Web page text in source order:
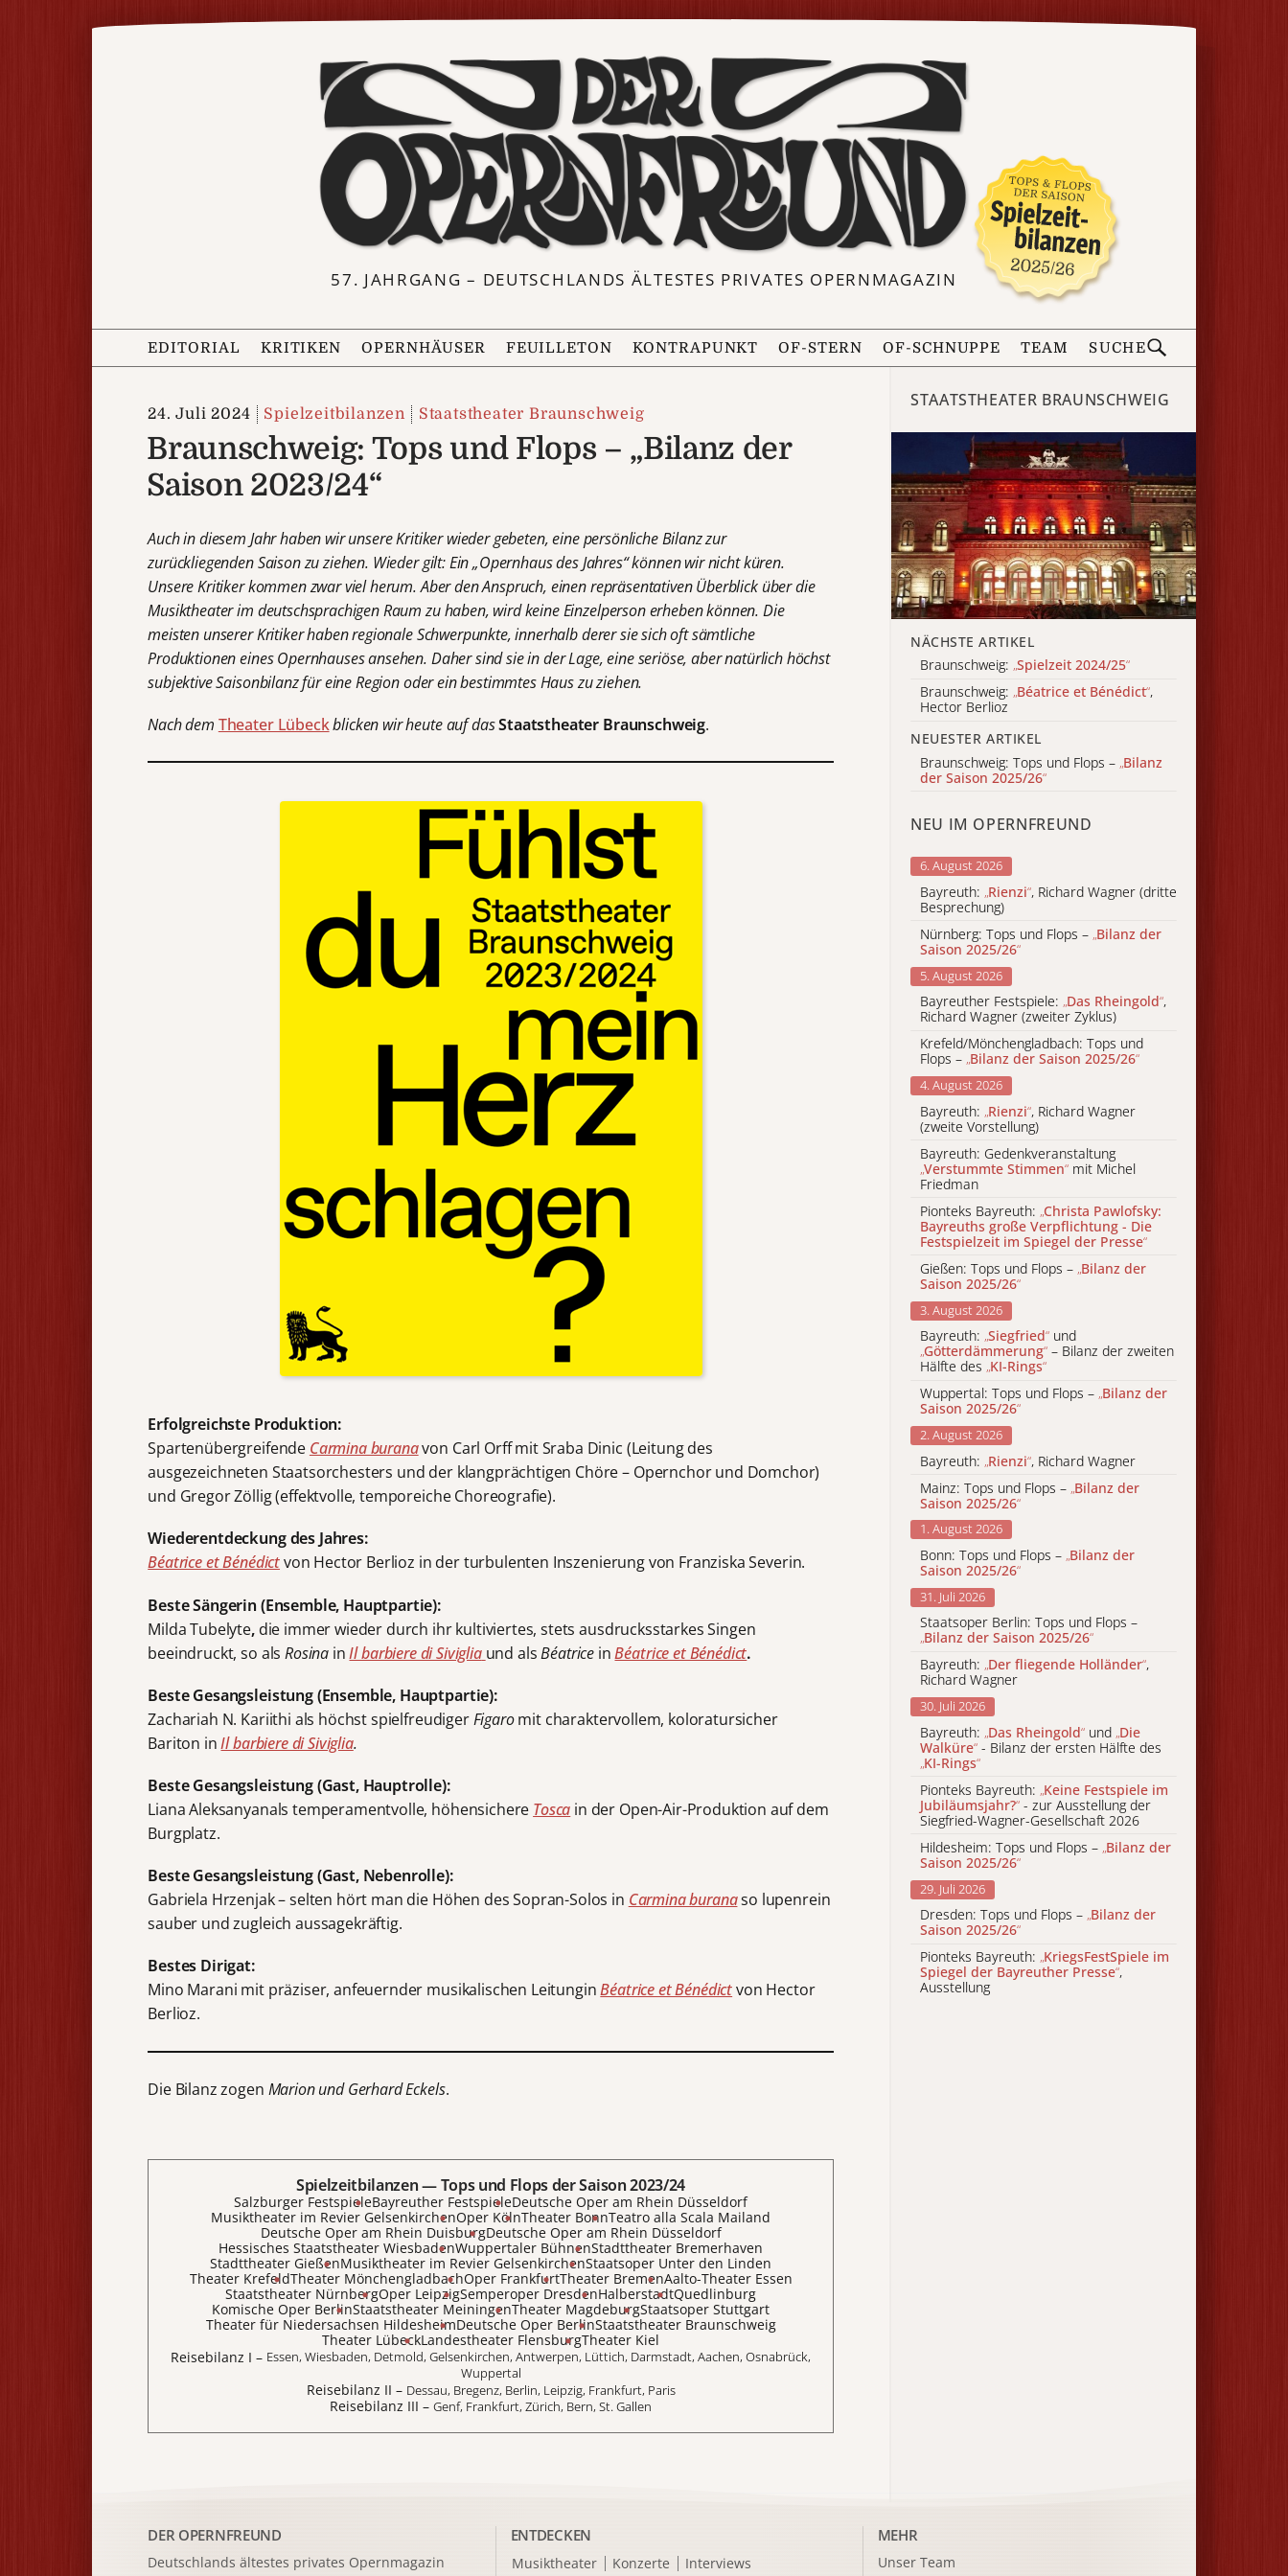
57. JAHRGANG – DEUTSCHLANDS ÄLTESTES PRIVATES OPERNMAGAZIN
EDITORIAL KRITIKEN OPERNHÄUSER FEUILLETON KONTRAPUNKT OF-STERN OF-SCHNUPPE TEAM SUCHE
24. Juli 2024 Spielzeitbilanzen Staatstheater Braunschweig
Braunschweig: Tops und Flops – „Bilanz der
Saison 2023/24“
Auch in diesem Jahr haben wir unsere Kritiker wieder gebeten, eine persönliche Bilanz zur
zurückliegenden Saison zu ziehen. Wieder gilt: Ein „Opernhaus des Jahres“ können wir nicht küren.
Unsere Kritiker kommen zwar viel herum. Aber den Anspruch, einen repräsentativen Überblick über die
Musiktheater im deutschsprachigen Raum zu haben, wird keine Einzelperson erheben können. Die
meisten unserer Kritiker haben regionale Schwerpunkte, innerhalb derer sie sich oft sämtliche
Produktionen eines Opernhauses ansehen. Daher sind sie in der Lage, eine seriöse, aber natürlich höchst
subjektive Saisonbilanz für eine Region oder ein bestimmtes Haus zu ziehen.
Nach dem Theater Lübeckblicken wir heute auf dasStaatstheater Braunschweig.
Erfolgreichste Produktion:
Spartenübergreifende Carmina buranavon Carl Orff mit Sraba Dinic (Leitung des
ausgezeichneten Staatsorchesters und der klangprächtigen Chöre – Opernchor und Domchor)
und Gregor Zöllig (effektvolle, temporeiche Choreografie).
Wiederentdeckung des Jahres:
Béatrice et Bénédictvon Hector Berlioz in der turbulenten Inszenierung von Franziska Severin.
Beste Sängerin (Ensemble, Hauptpartie):
Milda Tubelyte, die immer wieder durch ihr kultiviertes, stets ausdrucksstarkes Singen
beeindruckt, so alsRosina inIl barbiere di Siviglia und alsBéatrice inBéatrice et Bénédict.
Beste Gesangsleistung (Ensemble, Hauptpartie):
Zachariah N. Kariithi als höchst spielfreudigerFigaromit charaktervollem, koloratursicher
Bariton inIl barbiere di Siviglia.
Beste Gesangsleistung (Gast, Hauptrolle):
Liana Aleksanyanals temperamentvolle, höhensichere Tosca in der Open-Air-Produktion auf dem
Burgplatz.
Beste Gesangsleistung (Gast, Nebenrolle):
Gabriela Hrzenjak – selten hört man die Höhen des Sopran-Solos in Carmina buranaso lupenrein
sauber und zugleich aussagekräftig.
Bestes Dirigat:
Mino Marani mit präziser, anfeuernder musikalischen LeitunginBéatrice et Bénédictvon Hector
Berlioz.
Die Bilanz zogen Marion und Gerhard Eckels.
Spielzeitbilanzen — Tops und Flops der Saison 2023/24
Salzburger FestspieleBayreuther FestspieleDeutsche Oper am Rhein Düsseldorf
Musiktheater im Revier GelsenkirchenOper KölnTheater BonnTeatro alla Scala Mailand
Deutsche Oper am Rhein DuisburgDeutsche Oper am Rhein Düsseldorf
Hessisches Staatstheater WiesbadenWuppertaler BühnenStadttheater Bremerhaven
Stadttheater GießenMusiktheater im Revier GelsenkirchenStaatsoper Unter den Linden
Theater KrefeldTheater MönchengladbachOper FrankfurtTheater BremenAalto-Theater Essen
Staatstheater NürnbergOper LeipzigSemperoper DresdenHalberstadtQuedlinburg
Komische Oper BerlinStaatstheater MeiningenTheater MagdeburgStaatsoper Stuttgart
Theater für Niedersachsen HildesheimDeutsche Oper BerlinStaatstheater Braunschweig
Theater LübeckLandestheater FlensburgTheater Kiel
Reisebilanz III – Genf, Frankfurt, Zürich, Bern, St. Gallen
Reisebilanz II – Dessau, Bregenz, Berlin, Leipzig, Frankfurt, Paris
Reisebilanz I – Essen, Wiesbaden, Detmold, Gelsenkirchen, Antwerpen, Lüttich, Darmstadt, Aachen, Osnabrück,
Wuppertal
STAATSTHEATER BRAUNSCHWEIG
NÄCHSTE ARTIKEL
Braunschweig: „Spielzeit 2024/25“
Braunschweig: „Béatrice et Bénédict“,
Hector Berlioz
NEUESTER ARTIKEL
Braunschweig: Tops und Flops – „Bilanz
der Saison 2025/26“
NEU IM OPERNFREUND
6. August 2026
Bayreuth: „Rienzi“, Richard Wagner (dritte
Besprechung)
Nürnberg: Tops und Flops – „Bilanz der
Saison 2025/26“
5. August 2026
Bayreuther Festspiele: „Das Rheingold“,
Richard Wagner (zweiter Zyklus)
Krefeld/Mönchengladbach: Tops und
Flops – „Bilanz der Saison 2025/26“
4. August 2026
Bayreuth: „Rienzi“, Richard Wagner
(zweite Vorstellung)
Bayreuth: Gedenkveranstaltung
„Verstummte Stimmen“ mit Michel
Friedman
Pionteks Bayreuth: „Christa Pawlofsky:
Bayreuths große Verpflichtung - Die
Festspielzeit im Spiegel der Presse“
Gießen: Tops und Flops – „Bilanz der
Saison 2025/26“
3. August 2026
Bayreuth: „Siegfried“ und
„Götterdämmerung“ – Bilanz der zweiten
Hälfte des „KI-Rings“
Wuppertal: Tops und Flops – „Bilanz der
Saison 2025/26“
2. August 2026
Bayreuth: „Rienzi“, Richard Wagner
Mainz: Tops und Flops – „Bilanz der
Saison 2025/26“
1. August 2026
Bonn: Tops und Flops – „Bilanz der
Saison 2025/26“
31. Juli 2026
Staatsoper Berlin: Tops und Flops –
„Bilanz der Saison 2025/26“
Bayreuth: „Der fliegende Holländer“,
Richard Wagner
30. Juli 2026
Bayreuth: „Das Rheingold“ und „Die
Walküre“ - Bilanz der ersten Hälfte des
„KI-Rings“
Pionteks Bayreuth: „Keine Festspiele im
Jubiläumsjahr?“ - zur Ausstellung der
Siegfried-Wagner-Gesellschaft 2026
Hildesheim: Tops und Flops – „Bilanz der
Saison 2025/26“
29. Juli 2026
Dresden: Tops und Flops – „Bilanz der
Saison 2025/26“
Pionteks Bayreuth: „KriegsFestSpiele im
Spiegel der Bayreuther Presse“,
Ausstellung
DER OPERNFREUND
Deutschlands ältestes privates Opernmagazin
ENTDECKEN
Musiktheater Konzerte
Interviews
MEHR
Unser Team